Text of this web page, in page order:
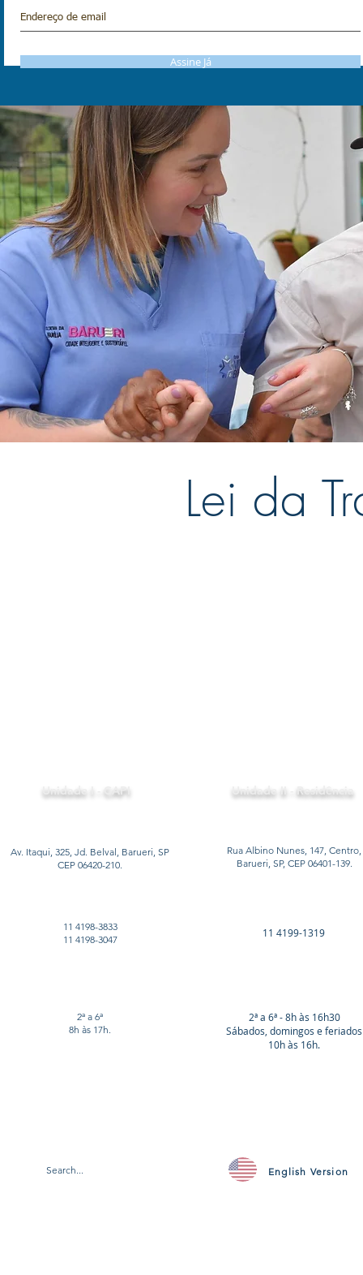
Assine Já
Lei da
English Version
Unidade I - CAPI
Av. Itaqui, 325, Jd. Belval, Barueri, SP
CEP 06420-210.
11 4198-3833
11 4198-3047
2ª a 6ª
8h às 17h.
Unidade II - Residência
Rua Albino Nunes, 147, Centro,
Barueri, SP, CEP 06401-139.
11 4199-1319
2ª a 6ª - 8h às 16h30
Sábados, domingos e feriados
10h às 16h.